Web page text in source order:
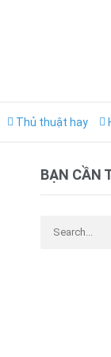
Thủ thuật hay
BẠN CẦN